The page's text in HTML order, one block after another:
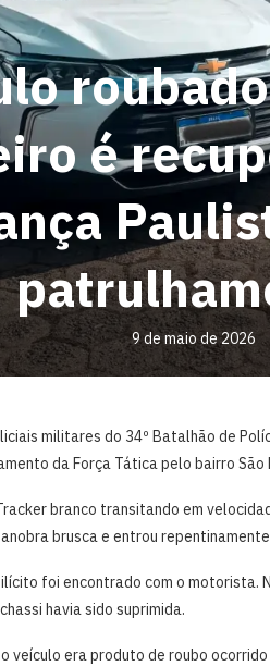
é
9 de maio de 2026
militares do 34º Batalhão de
da Força Tática pelo bairro São
branco transitando em
brusca e entrou
foi encontrado com o motorista.
havia sido suprimida.
veículo era produto de roubo